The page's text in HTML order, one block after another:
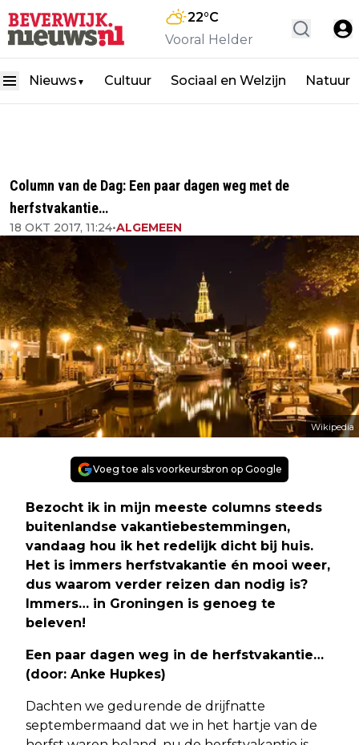
22°C
Vooral Helder
Nieuws ▼ Cultuur Sociaal en Welzijn Natuur
Column van de Dag: Een paar dagen weg met de
herfstvakantie…
18 OKT 2017, 11:24•ALGEMEEN
Wikipedia
Voeg toe als voorkeursbron op Google
Bezocht ik in mijn meeste columns steeds
buitenlandse vakantiebestemmingen,
vandaag hou ik het redelijk dicht bij huis.
Het is immers herfstvakantie én mooi weer,
dus waarom verder reizen dan nodig is?
Immers… in Groningen is genoeg te
beleven!
Een paar dagen weg in de herfstvakantie…
(door: Anke Hupkes)
Dachten we gedurende de drijfnatte
septembermaand dat we in het hartje van de